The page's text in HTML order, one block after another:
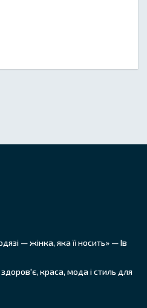
— жінка, яка її носить» — Ів
краса, мода і стиль для